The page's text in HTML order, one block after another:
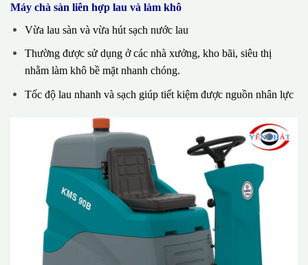
Máy chà sàn liên hợp lau và làm khô
Vừa lau sàn và vừa hút sạch nước lau
Thường được sử dụng ở các nhà xưởng, kho bãi, siêu thị
nhằm làm khô bề mặt nhanh chóng.
Tốc độ lau nhanh và sạch giúp tiết kiệm được nguồn nhân lực